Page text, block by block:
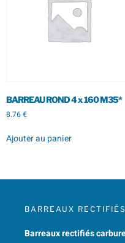
BARREAU ROND 4 x 160 M35*
8.76€
Ajouter au panier
BARREAUX RECTIFIÉS
Barreaux rectifiés